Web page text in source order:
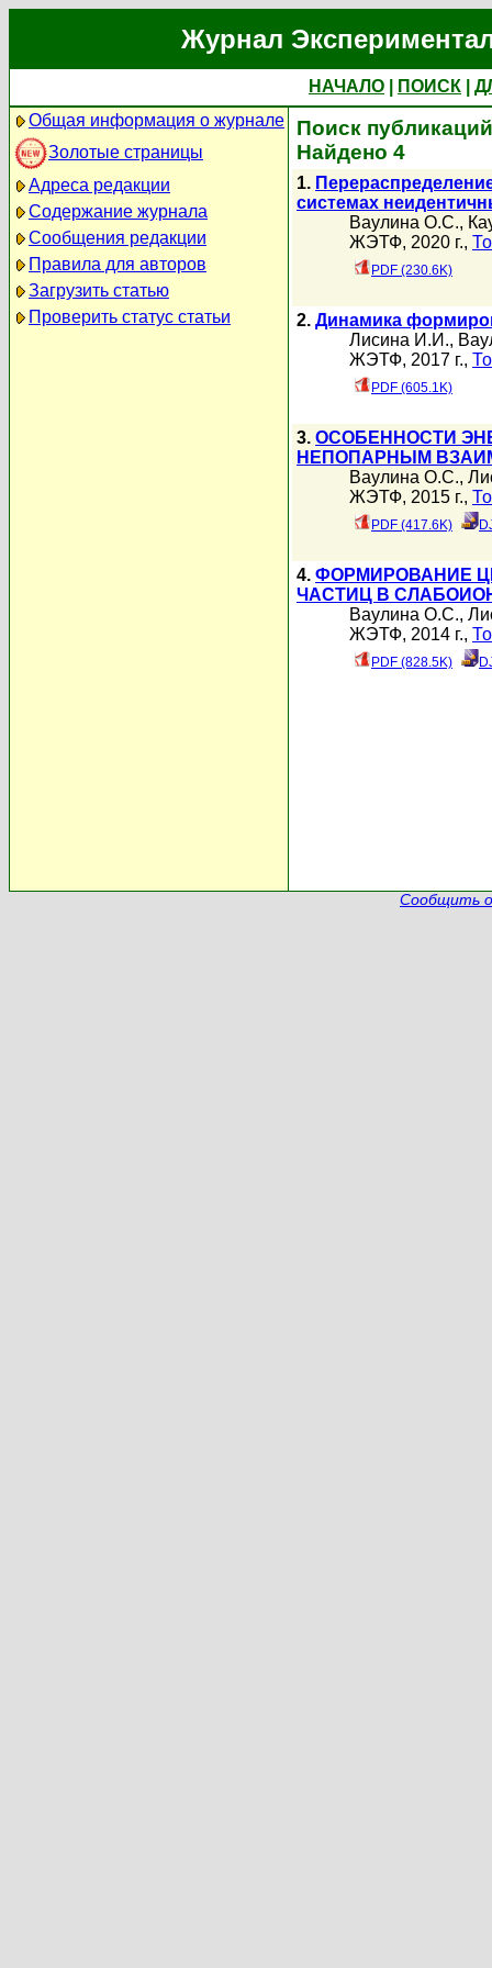
Журнал
НАЧАЛО ПОИСК
Общая информация о журнале
Золотые страницы
Адреса редакции
Содержание журнала
Сообщения редакции
Правила для авторов
Загрузить статью
Проверить статус статьи
Поиск
Найдено 4
1.
системах
Ваулина О.С.,
ЖЭТФ, 2020 г.,
PDF (230.6K)
2. Динамика
Лисина И.И.,
ЖЭТФ, 2017 г.,
PDF (605.1K)
3. ОСОБЕННОСТИ
НЕПОПАРНЫМ
Ваулина О.С.,
ЖЭТФ, 2015 г.,
PDF (417.6K)
4. ФОРМИРОВАНИЕ
ЧАСТИЦ В
Ваулина О.С.,
ЖЭТФ, 2014 г.,
PDF (828.5K)
Сообщить о